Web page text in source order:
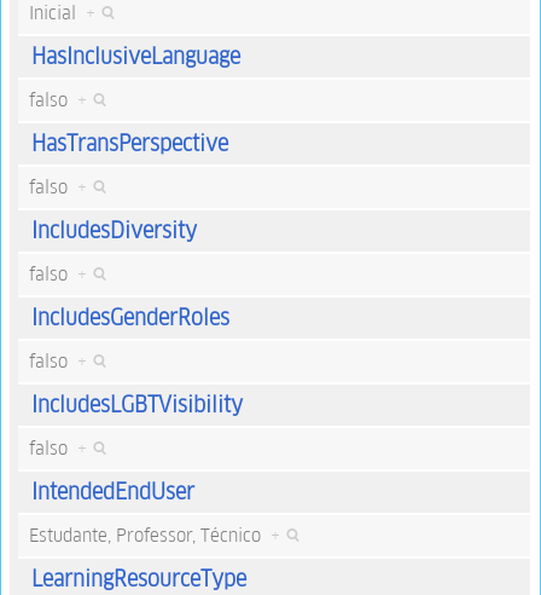
Inicial +
HasInclusiveLanguage
falso +
HasTransPerspective
falso +
IncludesDiversity
falso +
IncludesGenderRoles
falso +
IncludesLGBTVisibility
falso +
IntendedEndUser
Estudante, Professor, Técnico +
LearningResourceType